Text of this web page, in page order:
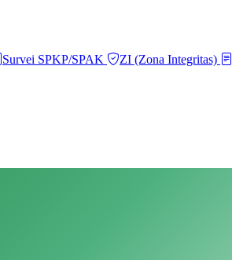
Survei SPKP/SPAK ZI (Zona Integritas)